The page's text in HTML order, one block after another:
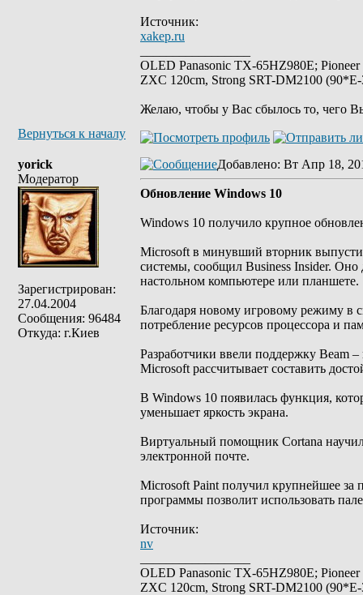
Источник:
xakep.ru
OLED Panasonic TX-65HZ980E;
ZXC 120cm, Strong SRT-DM2100
Желаю, чтобы у Вас сбылось то, чего
Вернуться к началу
yorick
Модератор
Зарегистрирован:
27.04.2004
Сообщения: 96484
Откуда: г.Киев
Добавлено: Вт Апр 18,
Oбновление Windows 10
Windows 10 получило крупное
Microsoft в минувший вторник
системы, сообщил Business Insider. Оно
настольном компьютере или планшете.
Благодаря новому игровому режиму в
потребление ресурсов процессора и
Разработчики ввели поддержку Beam
Microsoft рассчитывает составить
В Windows 10 появилась функция,
уменьшает яркость экрана.
Виртуальный помощник Cortana
электронной почте.
Microsoft Paint получил крупнейшее за
программы позволит использовать
Источник:
nv
OLED Panasonic TX-65HZ980E;
ZXC 120cm, Strong SRT-DM2100